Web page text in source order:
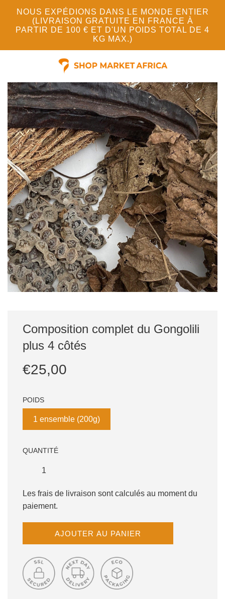
NOUS EXPÉDIONS DANS LE MONDE ENTIER
(LIVRAISON GRATUITE EN FRANCE À
PARTIR DE 100 € ET D'UN POIDS TOTAL DE 4
KG MAX.)
Composition complet du Gongolili
plus 4 côtés
Prix
Prix
régulier
€25,00
POIDS
1 ensemble (200g)
QUANTITÉ
Les frais de livraison sont calculés au moment du
paiement.
C
H
G
AJOUTER AU PANIER